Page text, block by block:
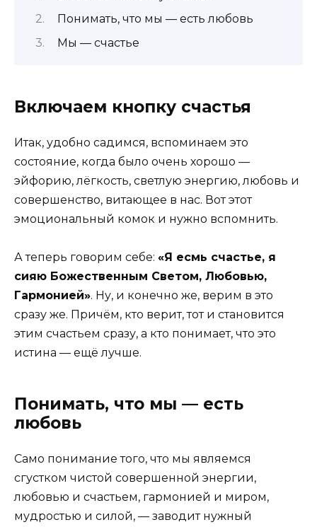
Понимать, что мы — есть любовь
Мы — счастье
Включаем кнопку счастья
Итак, удобно садимся, вспоминаем это
состояние, когда было очень хорошо —
эйфорию, лёгкость, светлую энергию, любовь и
совершенство, витающее в нас. Вот этот
эмоциональный комок и нужно вспомнить.
А теперь говорим себе: «Я есмь счастье, я
сияю Божественным Светом, Любовью,
Гармонией». Ну, и конечно же, верим в это
сразу же. Причём, кто верит, тот и становится
этим счастьем сразу, а кто понимает, что это
истина — ещё лучше.
Понимать, что мы — есть
любовь
Само понимание того, что мы являемся
сгустком чистой совершенной энергии,
любовью и счастьем, гармонией и миром,
мудростью и силой, — заводит нужный